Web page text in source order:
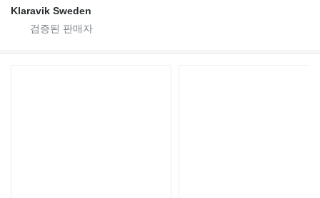
Klaravik Sweden